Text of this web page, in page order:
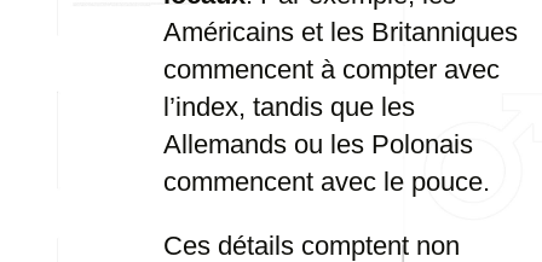
Américains et les Britanniques
commencent à compter avec
l’index, tandis que les
Allemands ou les Polonais
commencent avec le pouce.
Ces détails comptent non